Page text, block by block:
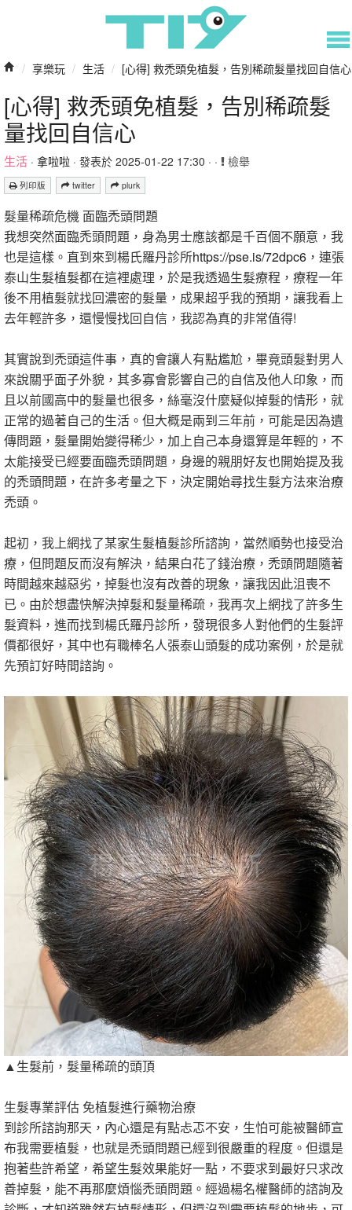
/ 享樂玩 / 生活 / [心得] 救禿頭免植髮，告別稀疏髮量找回自信心
[心得] 救禿頭免植髮，告別稀疏髮
量找回自信心
生活 · 拿啦啦 · 發表於 2025-01-22 17:30 · · 檢舉
列印版 twitter plurk
髮量稀疏危機 面臨禿頭問題
我想突然面臨禿頭問題，身為男士應該都是千百個不願意，我
也是這樣。直到來到楊氏羅丹診所https://pse.is/72dpc6 ，連張
泰山生髮植髮都在這裡處理，於是我透過生髮療程，療程一年
後不用植髮就找回濃密的髮量，成果超乎我的預期，讓我看上
去年輕許多，還慢慢找回自信，我認為真的非常值得!
其實說到禿頭這件事，真的會讓人有點尷尬，畢竟頭髮對男人
來說關乎面子外貌，其多寡會影響自己的自信及他人印象，而
且以前國高中的髮量也很多，絲毫沒什麼疑似掉髮的情形，就
正常的過著自己的生活。但大概是兩到三年前，可能是因為遺
傳問題，髮量開始變得稀少，加上自己本身還算是年輕的，不
太能接受已經要面臨禿頭問題，身邊的親朋好友也開始提及我
的禿頭問題，在許多考量之下，決定開始尋找生髮方法來治療
禿頭。
起初，我上網找了某家生髮植髮診所諮詢，當然順勢也接受治
療，但問題反而沒有解決，結果白花了錢治療，禿頭問題隨著
時間越來越惡劣，掉髮也沒有改善的現象，讓我因此沮喪不
已。由於想盡快解決掉髮和髮量稀疏，我再次上網找了許多生
髮資料，進而找到楊氏羅丹診所，發現很多人對他們的生髮評
價都很好，其中也有職棒名人張泰山頭髮的成功案例，於是就
先預訂好時間諮詢。
▲生髮前，髮量稀疏的頭頂
生髮專業評估 免植髮進行藥物治療
到診所諮詢那天，內心還是有點忐忑不安，生怕可能被醫師宣
布我需要植髮，也就是禿頭問題已經到很嚴重的程度。但還是
抱著些許希望，希望生髮效果能好一點，不要求到最好只求改
善掉髮，能不再那麼煩惱禿頭問題。經過楊名權醫師的諮詢及